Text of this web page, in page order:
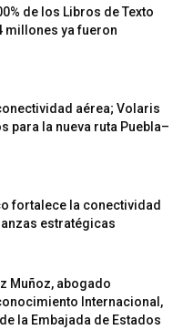
de los Libros de Texto
millones ya fueron
aérea; Volaris
para la nueva ruta Puebla–
fortalece la conectividad
estratégicas
Muñoz, abogado
Internacional,
la Embajada de Estados